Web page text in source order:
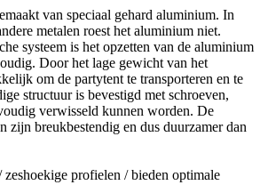
van speciaal gehard aluminium. In
metalen roest het aluminium niet.
systeem is het opzetten van de aluminium
Door het lage gewicht van het
om de partytent te transporteren en te
structuur is bevestigd met schroeven,
verwisseld kunnen worden. De
zijn breukbestendig en dus duurzamer dan
zeshoekige profielen / bieden optimale